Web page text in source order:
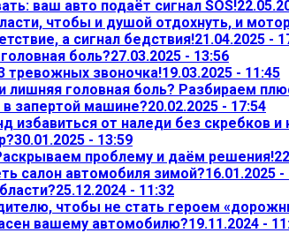
ваш авто подаёт сигнал SOS!
чтобы и душой отдохнуть, и
а сигнал бедствия!21.04.2025 -
боль?27.03.2025 - 13:56
тревожных звоночка!19.03.2025 - 11:45
лишняя головная боль? Разбираем
запертой машине?20.02.2025 - 17:54
избавиться от наледи без скребков и
30.01.2025 - 13:59
проблему и даём решения!
салон автомобиля зимой?16.01.2025 -
25.12.2024 - 11:32
чтобы не стать героем
вашему автомобилю?19.11.2024 -